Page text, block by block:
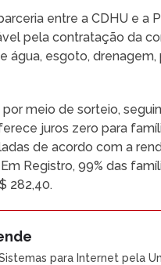
entre a CDHU e a
pela contratação da
água, esgoto,
meio de sorteio,
juros zero para
de acordo com a
Registro, 99% das
282,40.
para Internet pela